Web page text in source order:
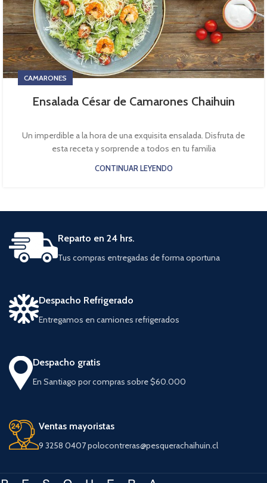
CAMARONES
Ensalada César de Camarones Chaihuin
Un imperdible a la hora de una exquisita ensalada. Disfruta de
esta receta y sorprende a todos en tu familia
CONTINUAR LEYENDO
Reparto en 24 hrs.
Tus compras entregadas de forma oportuna
Despacho Refrigerado
Entregamos en camiones refrigerados
Despacho gratis
En Santiago por compras sobre $60.000
Ventas mayoristas
9 3258 0407 polocontreras@pesquerachaihuin.cl